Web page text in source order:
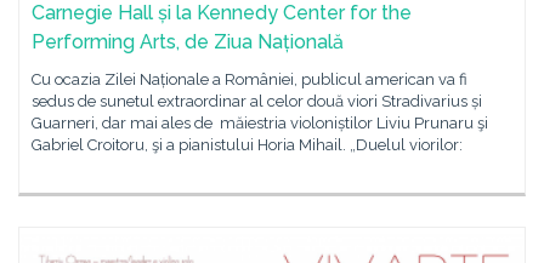
Carnegie Hall și la Kennedy Center for the
Performing Arts, de Ziua Națională
Cu ocazia Zilei Naționale a României, publicul american va fi
sedus de sunetul extraordinar al celor două viori Stradivarius și
Guarneri, dar mai ales de măiestria violoniștilor Liviu Prunaru şi
Gabriel Croitoru, şi a pianistului Horia Mihail. „Duelul viorilor: